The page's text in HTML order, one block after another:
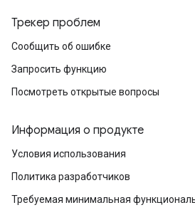
Трекер проблем
Сообщить об ошибке
Запросить функцию
Посмотреть открытые вопросы
Информация о продукте
Условия использования
Политика разработчиков
Требуемая минимальная